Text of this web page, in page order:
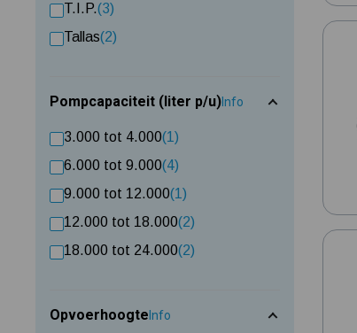
T.I.P.(3)
Tallas(2)
Pompcapaciteit (liter p/u)Info
3.000 tot 4.000(1)
6.000 tot 9.000(4)
9.000 tot 12.000(1)
12.000 tot 18.000(2)
18.000 tot 24.000(2)
Opvoerhoogte Info